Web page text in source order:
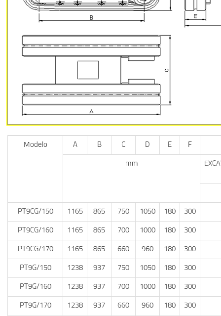
Modelo A B C D E F
mm
PT9CG/150 1165 865 750 1050 180 300
PT9CG/160 1165 865 700 1000 180 300
PT9CG/170 1165 865 660 960 180 300
PT9G/150 1238 937 750 1050 180 300
PT9G/160 1238 937 700 1000 180 300
PT9G/170 1238 937 660 960 180 300